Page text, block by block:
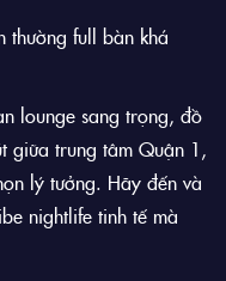
thường full bàn khá
lounge sang trọng, đồ
giữa trung tâm Quận 1,
lý tưởng. Hãy đến và
nightlife tinh tế mà